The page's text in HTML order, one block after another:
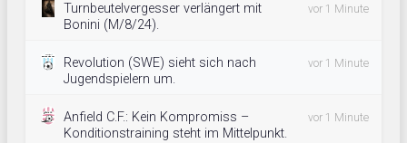
Turnbeutelvergesser verlängert mit
Bonini (M/8/24).
vor 1 Minute
Revolution (SWE) sieht sich nach
Jugendspielern um.
vor 1 Minute
Anfield C.F.: Kein Kompromiss –
Konditionstraining steht im Mittelpunkt.
vor 1 Minute